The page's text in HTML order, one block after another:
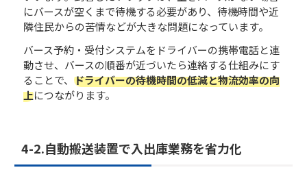
にバースが空くまで待機する必要があり、待機時間や近
隣住民からの苦情などが大きな問題になっています。
バース予約・受付システムをドライバーの携帯電話と連
動させ、バースの順番が近づいたら連絡する仕組みにす
ることで、 ドライバーの待機時間の低減と物流効率の向
上につながります。
4-2.自動搬送装置で入出庫業務を省力化